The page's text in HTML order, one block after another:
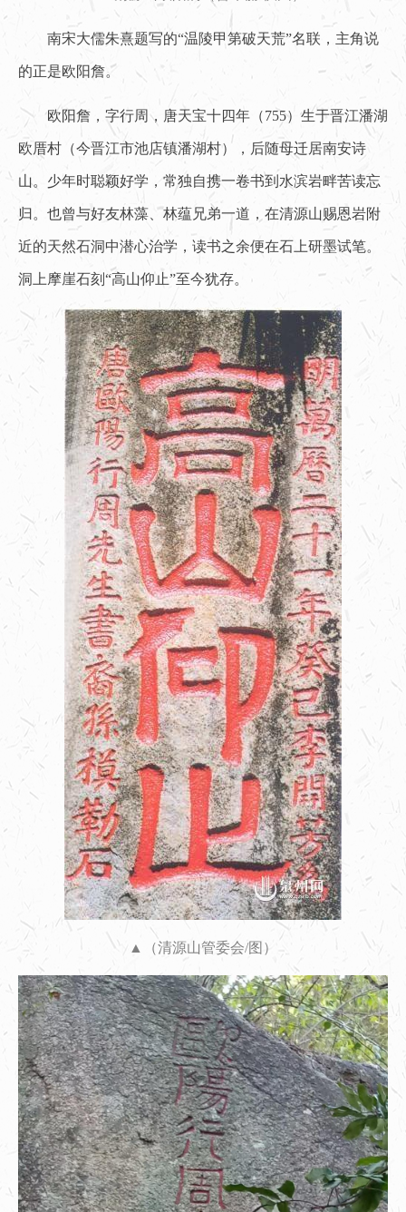
南宋大儒朱熹题写的“温陵甲第破天荒”名联，主角说
的正是欧阳詹。
欧阳詹，字行周，唐天宝十四年（755）生于晋江潘湖
欧厝村（今晋江市池店镇潘湖村），后随母迁居南安诗
山。少年时聪颖好学，常独自携一卷书到水滨岩畔苦读忘
归。也曾与好友林藻、林蕴兄弟一道，在清源山赐恩岩附
近的天然石洞中潜心治学，读书之余便在石上研墨试笔。
洞上摩崖石刻“高山仰止”至今犹存。
▲（清源山管委会/图）